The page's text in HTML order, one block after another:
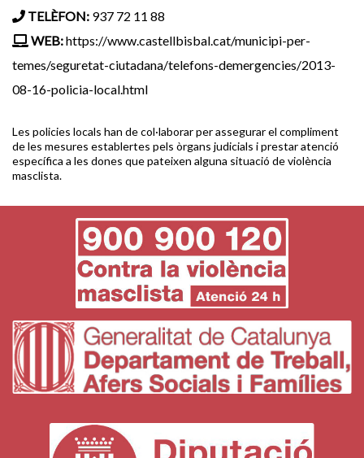
TELÈFON: 937 72 11 88
WEB:https://www.castellbisbal.cat/municipi-per-
temes/seguretat-ciutadana/telefons-demergencies/2013-
08-16-policia-local.html
Les policies locals han de col·laborar per assegurar el compliment
de les mesures establertes pels òrgans judicials i prestar atenció
específica a les dones que pateixen alguna situació de violència
masclista.